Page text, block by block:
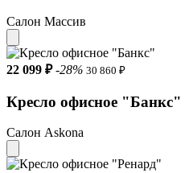
Салон Массив
22 099 ₽ -28% 30 860 ₽
Кресло офисное "Банкс"
Салон Askona